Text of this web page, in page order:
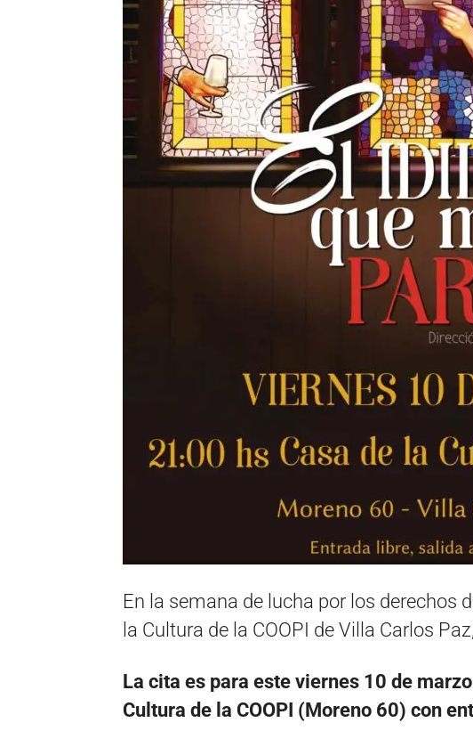
En la semana de lucha por los derechos
la Cultura de la COOPI de Villa Carlos
La cita es para este viernes 10 de
Cultura de la COOPI (Moreno 60) con